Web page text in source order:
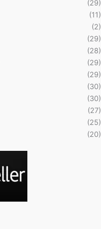
(29)
(11)
(2)
(29)
(28)
(29)
(29)
(30)
(30)
(27)
(25)
(20)